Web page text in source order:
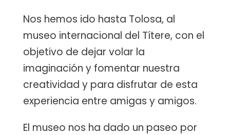
Nos hemos ido hasta Tolosa, al
museo internacional del Títere, con el
objetivo de dejar volar la
imaginación y fomentar nuestra
creatividad y para disfrutar de esta
experiencia entre amigas y amigos.
El museo nos ha dado un paseo por